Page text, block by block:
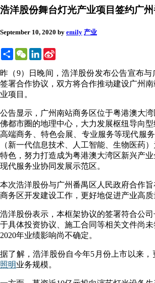
浩洋股份舞台灯光产业项目签约广
September 10, 2020 by emily 产业
ShareWeChatLinkedIn
昨（9）日晚间，浩洋股份发布公告宣布
签署合作协议，双方将合作推动建设广州
业项目。
公告显示，广州南站商务区位于粤港澳大
佛都市圈的地理中心，大力发展枢纽导向型
高端商务、特色会展、专业服务等现代服
（新一代信息技术、人工智能、生物医药
特色，努力打造成为粤港澳大湾区新兴产
现代服务业协同发展示范区。
本次浩洋股份与广州番禺区人民政府合作
商务区开发建设工作，更好地促进产业高质
浩洋股份表示，本框架协议的签署符合公
于具体投资协议、施工合同等相关文件尚
2020年业绩影响尚不确定。
据了解，浩洋股份自今年5月份上市以来，
照明业务规模。